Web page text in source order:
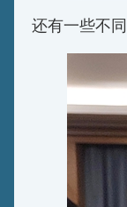
还有一些不